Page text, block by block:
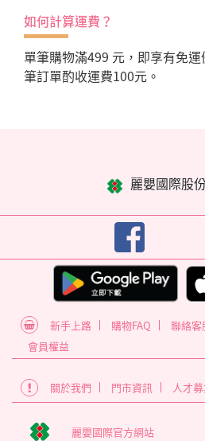
如何計算運費？
單筆購物滿499 元，即享有免
筆訂單酌收運費100元。
麗嬰國際股
新手上路 購物FAQ 聯絡客
會員權益
關於我們 門市資訊 人才
麗嬰國際官方網站